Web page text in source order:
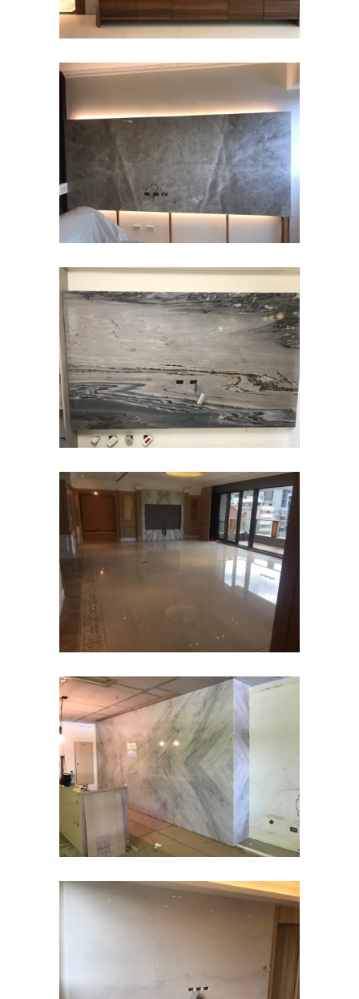
臺皇設計-安格拉珍珠~TV牆
淡水坪頂-住宅~蔚藍海岸
住宅
國泰天母~住宅
雪白卡拉拉白-大理石TV牆
住宅